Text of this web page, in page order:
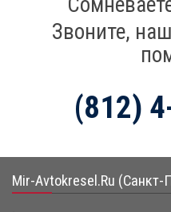
Звоните,
(812)
Mir-Avtokresel.Ru (Санкт-